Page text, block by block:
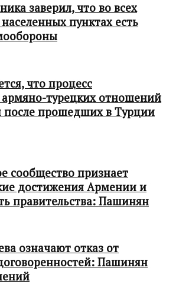
заверил, что во всех
пунктах есть
что процесс
турецких отношений
после прошедших в Турции
сообщество признает
достижения Армении и
правительства: Пашинян
означают отказ от
Пашинян